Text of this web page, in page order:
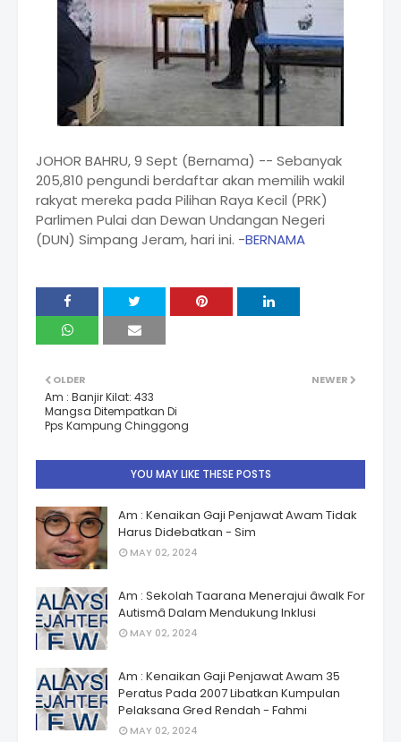
JOHOR BAHRU, 9 Sept (Bernama) -- Sebanyak
205,810 pengundi berdaftar akan memilih wakil
rakyat mereka pada Pilihan Raya Kecil (PRK)
Parlimen Pulai dan Dewan Undangan Negeri
(DUN) Simpang Jeram, hari ini. -BERNAMA
NEWER
OLDER
Am : Banjir Kilat: 433
Mangsa Ditempatkan Di
Pps Kampung Chinggong
YOU MAY LIKE THESE POSTS
Am : Kenaikan Gaji Penjawat Awam Tidak
Harus Didebatkan - Sim
MAY 02, 2024
Am : Sekolah Taarana Menerajui âwalk For
Autismâ Dalam Mendukung Inklusi
MAY 02, 2024
Am : Kenaikan Gaji Penjawat Awam 35
Peratus Pada 2007 Libatkan Kumpulan
Pelaksana Gred Rendah - Fahmi
MAY 02, 2024